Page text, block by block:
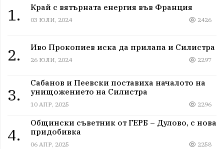
1. Край с вятърната енергия във Франция
03 ЮЛИ, 2024 2426
2. Иво Прокопиев иска да прилапа и Силистра
26 ЮЛИ, 2024 2297
3.
Сабанов и Пеевски поставиха началото на
унищожението на Силистра
10 АПР, 2025 2296
4.
Общински съветник от ГЕРБ – Дулово, с нова
придобивка
06 АПР, 2025 2258